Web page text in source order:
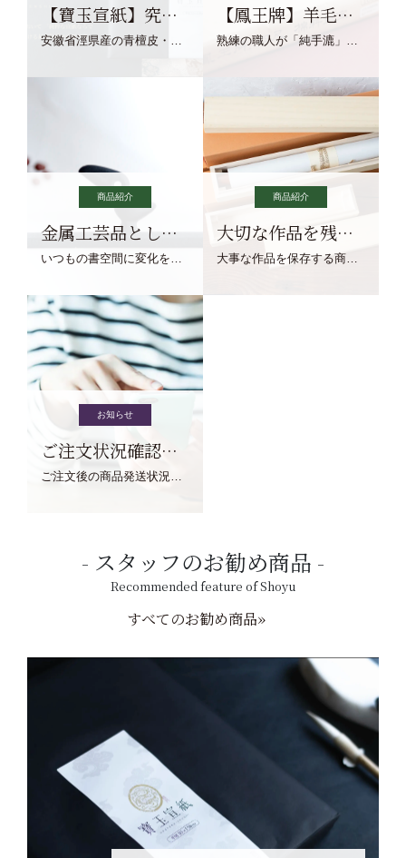
【寶玉宣紙】究極の純粋な宣紙を目指す寶玉宣紙 【鳳王牌】羊毛筆×濃墨での揮毫に最適な宣紙系画仙紙
商品紹介
金属工芸品としての文鎮
商品紹介
大切な作品を残す作品保存商品
お知らせ
ご注文状況確認について
スタッフのお勧め商品
Recommended feature of Shoyu
すべてのお勧め商品»